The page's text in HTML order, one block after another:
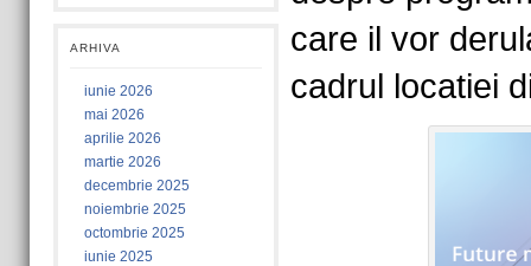
ARHIVA
iunie 2026
mai 2026
aprilie 2026
martie 2026
decembrie 2025
noiembrie 2025
octombrie 2025
iunie 2025
care il vor
cadrul locatiei